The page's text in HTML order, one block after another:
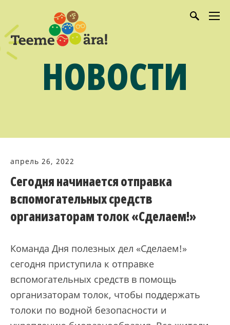
НОВОСТИ
апрель 26, 2022
Сегодня начинается отправка
вспомогательных средств
организаторам толок «Сделаем!»
Команда Дня полезных дел «Сделаем!»
сегодня приступила к отправке
вспомогательных средств в помощь
организаторам толок, чтобы поддержать
толоки по водной безопасности и